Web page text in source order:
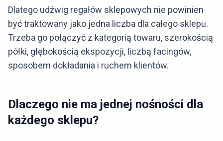
Dlatego udźwig regałów sklepowych nie powinien
być traktowany jako jedna liczba dla całego sklepu.
Trzeba go połączyć z kategorią towaru, szerokością
półki, głębokością ekspozycji, liczbą facingów,
sposobem dokładania i ruchem klientów.
Dlaczego nie ma jednej nośności dla
każdego sklepu?